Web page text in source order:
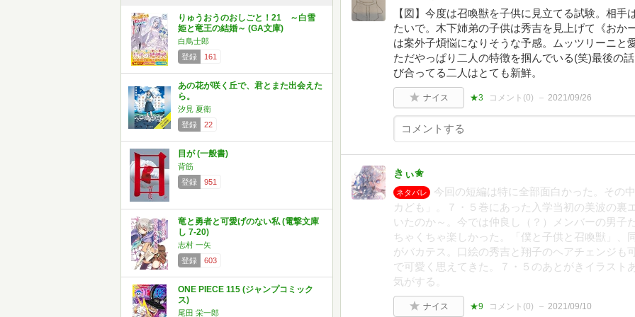
りゅうおうのおしごと！21 ～白雪
姫と竜王の結婚～ (GA文庫)
白鳥士郎
登録
161
あの花が咲く丘で、君とまた出会えた
ら。
汐見 夏衛
登録
22
目が (一般書)
背筋
登録
951
竜と勇者と可愛げのない私 (電撃文庫
し 7-20)
志村 一矢
登録
603
ONE PIECE 115 (ジャンプコミック
ス)
尾田 栄一郎
【図】今度は召喚獣を子供に見立てる試験。相
たいで。木下姉弟の子供は秀吉を見上げて《おか
は案外子煩悩になりそうな予感。ムッツリーニと
ただやっぱり二人の特徴を掴んでいる(笑)最後の
び合ってる二人はとても新鮮。
ナイス ★3 コメント(0) 2021/09/26
きぃ✬
ネタバレ
今回の短編は特に全部面白かった。その
カども」。７・５巻にあった入学当初の美波の裏
いたのか～。今では仲良し（？）メンバーの男子
ちゃくちゃ楽しかった。「僕と子供と召喚獣」、
がバカテス。口絵の秀吉と翔子のヘアチェンジも
で可愛く思えてきた。７・５のあとがきイラスト
気がする。
ナイス ★9 コメント(0) 2021/09/10